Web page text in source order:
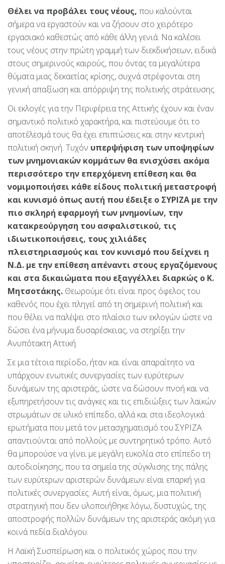
Θέλει να προβάλει τους νέους, που καλούνται
σήμερα να εργαστούν και να ζήσουν στο χειρότερο
εργασιακό καθεστώς από κάθε άλλη γενιά. Να καλέσει
τους νέους στην πρώτη γραμμή των διεκδικήσεων, ειδικά
στους σημερινούς καιρούς, που όντας τα μεγαλύτερα
θύματα μιας δεκαετίας κρίσης, συχνά στρέφονται στη
γενική απαξίωση και απόρριψη της πολιτικής στράτευσης.
Οι εκλογές για την Περιφέρεια της Αττικής έχουν και έναν
σημαντικό πολιτικό χαρακτήρα, και πιστεύουμε ότι το
αποτέλεσμά τους θα έχει επιπτώσεις και στην κεντρική
πολιτική σκηνή. Τυχόν υπερψήφιση των υποψηφίων
των μνημονιακών κομμάτων θα ενισχύσει ακόμα
περισσότερο την επερχόμενη επίθεση και θα
νομιμοποιήσει κάθε είδους πολιτική μεταστροφή
και κυνισμό όπως αυτή που έδειξε ο ΣΥΡΙΖΑ με την
πιο σκληρή εφαρμογή των μνημονίων, την
κατακρεούργηση του ασφαλιστικού, τις
ιδιωτικοποιήσεις, τους χιλιάδες
πλειστηριασμούς και τον κυνισμό που δείχνει η
Ν.Δ. με την επίθεση απέναντι στους εργαζόμενους
και στα δικαιώματα που εξαγγέλλει διαρκώς ο Κ.
Μητσοτάκης. Θεωρούμε ότι είναι προς όφελος του
καθενός που έχει πληγεί από τη σημερινή πολιτική και
που θέλει να παλέψει στο πλαίσιο των εκλογών ώστε να
δώσει ένα μήνυμα δυσαρέσκειας, να στηρίξει την
Ανυπότακτη Αττική.
Σε μια τέτοια περίοδο, ήταν και είναι απαραίτητο να
υπάρχουν ενωτικές συνεργασίες των ευρύτερων
δυνάμεων της αριστεράς, ώστε να δώσουν πνοή και να
εξυπηρετήσουν τις ανάγκες και τις επιδιώξεις των λαϊκών
στρωμάτων σε υλικό επίπεδο, αλλά και στα ιδεολογικά
ερωτήματα που μετά τον μετασχηματισμό του ΣΥΡΙΖΑ
απαντιούνται από πολλούς με συντηρητικό τρόπο. Αυτό
θα μπορούσε να γίνει με μεγάλη ευκολία στο επίπεδο τη
αυτοδιοίκησης, που τα σημεία της σύγκλισης της πάλης
των ευρύτερων αριστερών δυνάμεων είναι επαρκή για
πολιτικές συνεργασίες. Αυτή είναι, όμως, μια πολιτική
στρατηγική που δεν υλοποιήθηκε λόγω, δυστυχώς, της
αποστροφής πολλών δυνάμεων της αριστεράς ακόμη για
κοινά πεδία διαλόγου.
Η Λαϊκή Συσπείρωση και ο πολιτικός χώρος που την